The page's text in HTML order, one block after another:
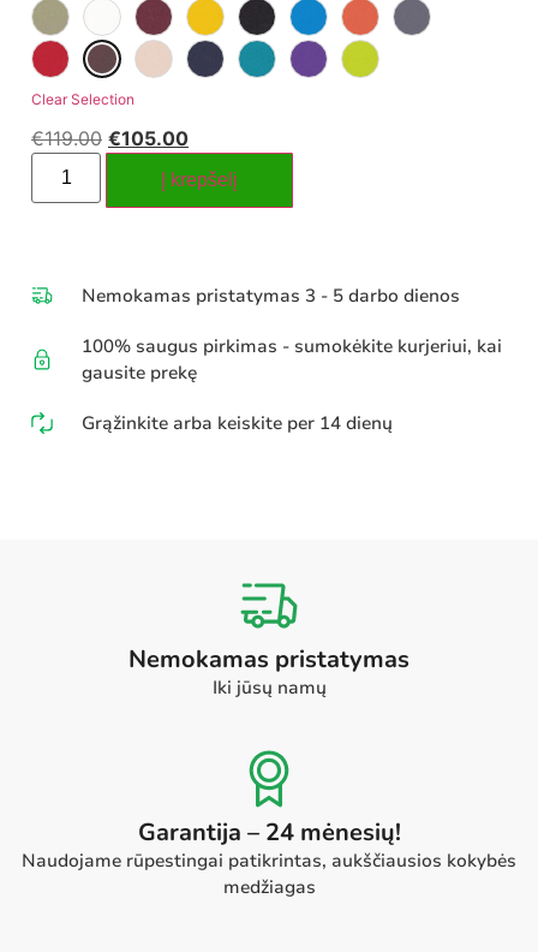
Clear Selection
€119.00 €105.00
Į krepšelį
Nemokamas pristatymas 3 - 5 darbo dienos
100% saugus pirkimas - sumokėkite kurjeriui, kai
gausite prekę
Grąžinkite arba keiskite per 14 dienų
Nemokamas pristatymas
Iki jūsų namų
Garantija – 24 mėnesių!
Naudojame rūpestingai patikrintas, aukščiausios kokybės
medžiagas